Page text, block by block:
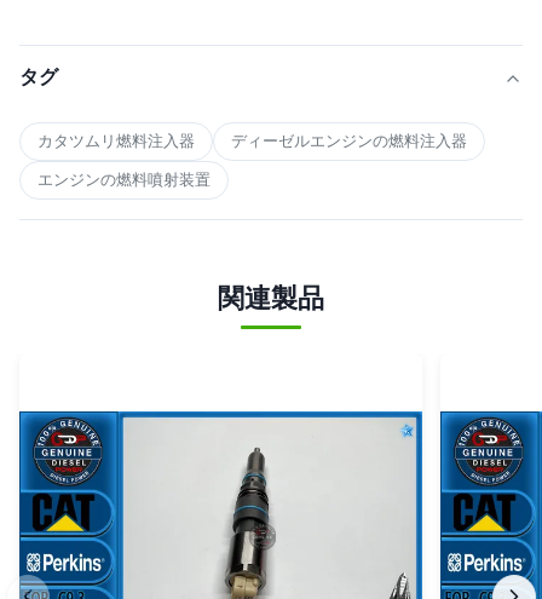
タグ
カタツムリ燃料注入器 ディーゼルエンジンの燃料注入器
エンジンの燃料噴射装置
関連製品